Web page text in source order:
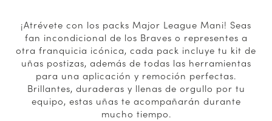
¡Atrévete con los packs Major League Mani! Seas
fan incondicional de los Braves o representes a
otra franquicia icónica, cada pack incluye tu kit de
uñas postizas, además de todas las herramientas
para una aplicación y remoción perfectas.
Brillantes, duraderas y llenas de orgullo por tu
equipo, estas uñas te acompañarán durante
mucho tiempo.